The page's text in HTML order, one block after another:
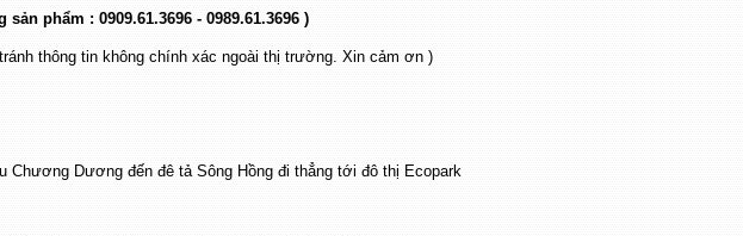
sản phẩm : 0909.61.3696 - 0989.61.3696 )
thông tin không chính xác ngoài thị trường. Xin cảm ơn )
Chương Dương đến đê tả Sông Hồng đi thẳng tới đô thị Ecopark